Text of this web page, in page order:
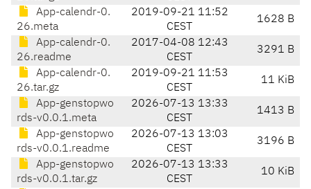
App-calendr-0.
26.meta
2019-09-21 11:52
CEST
1628 B
App-calendr-0.
26.readme
2017-04-08 12:43
CEST
3291 B
App-calendr-0.
26.tar.gz
2019-09-21 11:53
CEST
11 KiB
App-genstopwo
rds-v0.0.1.meta
2026-07-13 13:33
CEST
1413 B
App-genstopwo
rds-v0.0.1.readme
2026-07-13 13:03
CEST
3196 B
App-genstopwo
rds-v0.0.1.tar.gz
2026-07-13 13:33
CEST
10 KiB